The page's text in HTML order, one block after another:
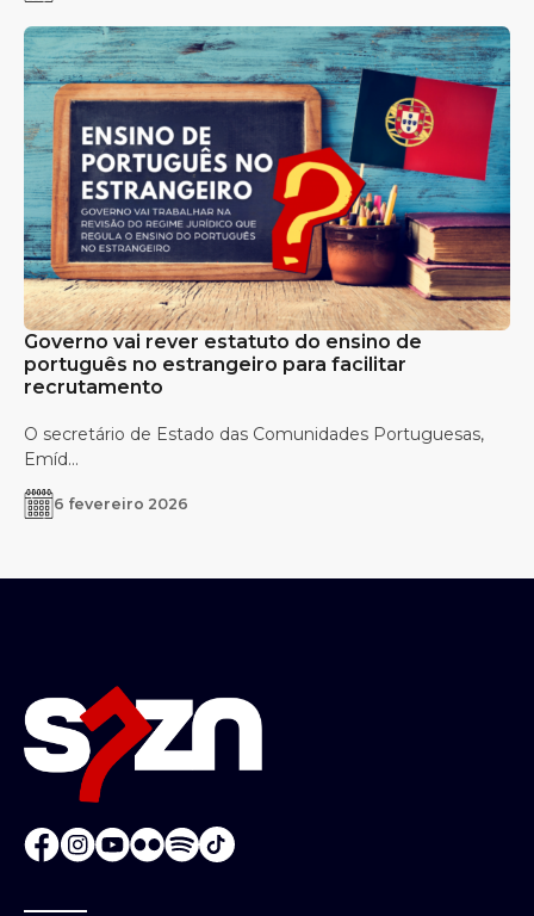
Governo vai rever estatuto do ensino de
português no estrangeiro para facilitar
recrutamento
O secretário de Estado das Comunidades Portuguesas,
Emíd...
6 fevereiro 2026